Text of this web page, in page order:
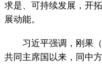
求是、可持续发展，开
展动能。
习近平强调，刚果（
共同主席国以来，同中